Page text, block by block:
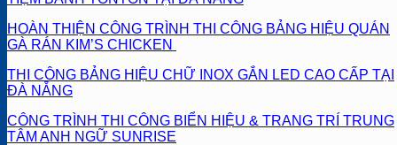
HOÀN THIỆN CÔNG TRÌNH THI CÔNG BẢNG HIỆU QUÁN
GÀ RÁN KIM’S CHICKEN
THI CÔNG BẢNG HIỆU CHỮ INOX GẮN LED CAO CẤP TẠI
ĐÀ NẴNG
CÔNG TRÌNH THI CÔNG BIỂN HIỆU & TRANG TRÍ TRUNG
TÂM ANH NGỮ SUNRISE